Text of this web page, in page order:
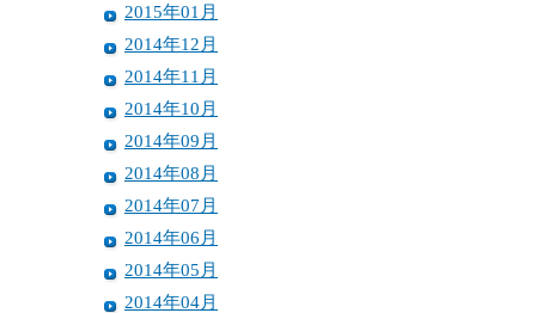
2015年01月
2014年12月
2014年11月
2014年10月
2014年09月
2014年08月
2014年07月
2014年06月
2014年05月
2014年04月